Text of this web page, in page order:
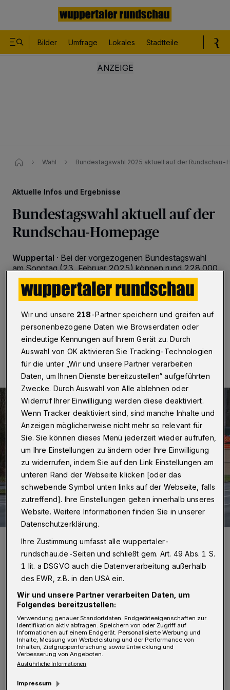
Bilder Umfrage Lokales Stadtteile
Wahl Bundestagswahl 2025 aktuell auf der Rundschau-
Aktuelle Infos und Ergebnisse
Bundestagswahl aktuell auf der
Rundschau-Homepage
Wuppertal · Bei der vorgezogenen Bundestagswahl
am Sonntag (23. Februar 2025) können rund 228.000
Wuppertalerinnen und Wuppertaler in 192
Wahlbezirken ihre Stimme abgeben. Die Wahllokale sind
von 8 bis 18 Uhr geöffnet.
23.02.2025 , 09:00 Uhr Eine Minute Lesezeit
Wahlplakate in Wuppertal.
J ede Wählerin und jeder Wähler hat zwei
Stimmen. Mit der Erststimme wird der
Direktkandidat beziehungsweise die
Direktkandidatin in den beiden Wahlkreisen
Wir und unsere 218-Partner speichern und greifen auf
personenbezogene Daten wie Browserdaten oder
eindeutige Kennungen auf Ihrem Gerät zu. Durch
Auswahl von OK aktivieren Sie Tracking-Technologien
für die unter „Wir und unsere Partner verarbeiten
Daten, um Ihnen Dienste bereitzustellen“ aufgeführten
Zwecke. Durch Auswahl von Alle ablehnen oder
Widerruf Ihrer Einwilligung werden diese deaktiviert.
Wenn Tracker deaktiviert sind, sind manche Inhalte und
Anzeigen möglicherweise nicht mehr so relevant für
Sie. Sie können dieses Menü jederzeit wieder aufrufen,
um Ihre Einstellungen zu ändern oder Ihre Einwilligung
zu widerrufen, indem Sie auf den Link Einstellungen am
unteren Rand der Webseite klicken [oder das
schwebende Symbol unten links auf der Webseite, falls
zutreffend]. Ihre Einstellungen gelten innerhalb unseres
Website. Weitere Informationen finden Sie in unserer
Datenschutzerklärung.
Ihre Zustimmung umfasst alle wuppertaler-
rundschau.de-Seiten und schließt gem. Art. 49 Abs. 1 S.
1 lit. a DSGVO auch die Datenverarbeitung außerhalb
des EWR, z.B. in den USA ein.
Wir und unsere Partner verarbeiten Daten, um
Folgendes bereitzustellen:
Verwendung genauer Standortdaten. Endgeräteeigenschaften zur
Identifikation aktiv abfragen. Speichern von oder Zugriff auf
Informationen auf einem Endgerät. Personalisierte Werbung und
Inhalte, Messung von Werbeleistung und der Performance von
Inhalten, Zielgruppenforschung sowie Entwicklung und
Verbesserung von Angeboten.
Ausführliche Informationen
Impressum